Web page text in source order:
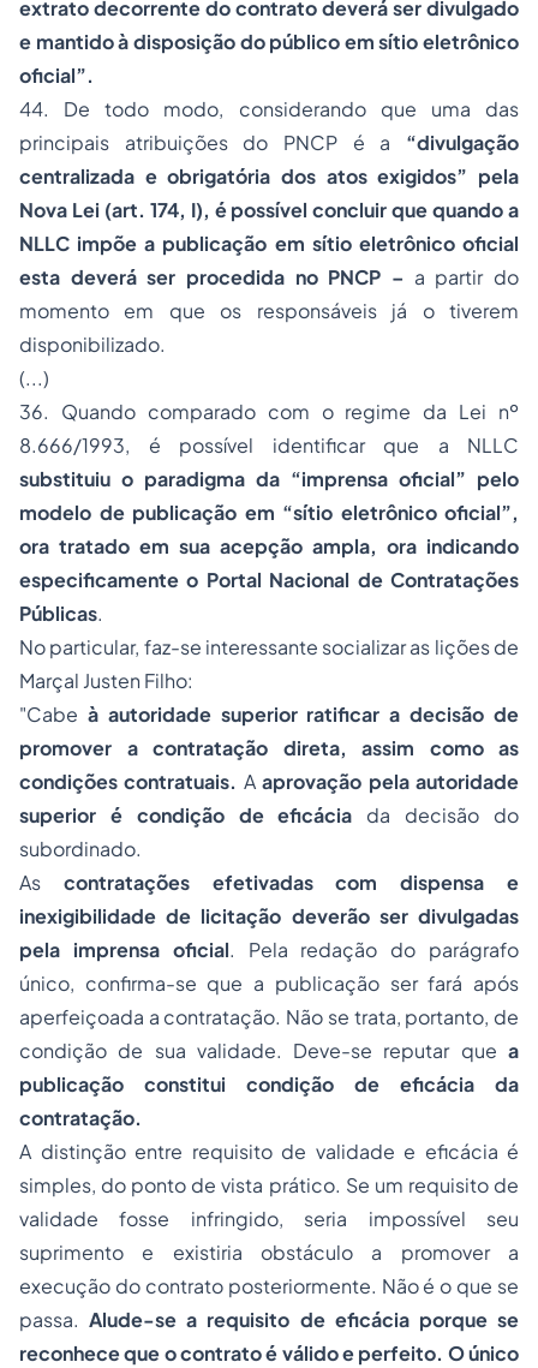
extrato decorrente do contrato deverá ser divulgado
e mantido à disposição do público em sítio eletrônico
oficial”.
44. De todo modo, considerando que uma das
principais atribuições do PNCP é a “divulgação
centralizada e obrigatória dos atos exigidos” pela
Nova Lei (art. 174, I), é possível concluir que quando a
NLLC impõe a publicação em sítio eletrônico oficial
esta deverá ser procedida no PNCP – a partir do
momento em que os responsáveis já o tiverem
disponibilizado.
(...)
36. Quando comparado com o regime da Lei nº
8.666/1993, é possível identificar que a NLLC
substituiu o paradigma da “imprensa oficial” pelo
modelo de publicação em “sítio eletrônico oficial”,
ora tratado em sua acepção ampla, ora indicando
especificamente o Portal Nacional de Contratações
Públicas.
No particular, faz-se interessante socializar as lições de
Marçal Justen Filho:
"Cabe à autoridade superior ratificar a decisão de
promover a contratação direta, assim como as
condições contratuais. Aaprovação pela autoridade
superior é condição de eficácia da decisão do
subordinado.
As contratações efetivadas com dispensa e
inexigibilidade de licitação deverão ser divulgadas
pela imprensa oficial. Pela redação do parágrafo
único, confirma-se que a publicação ser fará após
aperfeiçoada a contratação. Não se trata, portanto, de
condição de sua validade. Deve-se reputar que a
publicação constitui condição de eficácia da
contratação.
A distinção entre requisito de validade e eficácia é
simples, do ponto de vista prático. Se um requisito de
validade fosse infringido, seria impossível seu
suprimento e existiria obstáculo a promover a
execução do contrato posteriormente. Não é o que se
passa.Alude-se a requisito de eficácia porque se
reconhece que o contrato é válido e perfeito. O único